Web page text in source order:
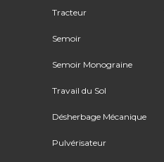
Tracteur
Semoir
Semoir Monograine
Travail du Sol
Désherbage Mécanique
Pulvérisateur